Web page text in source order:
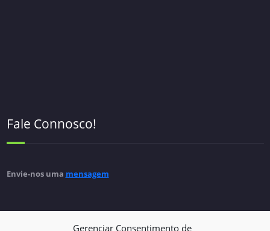
Gerenciar Consentimento de
Fale Connosco!
Envie-nos uma mensagem